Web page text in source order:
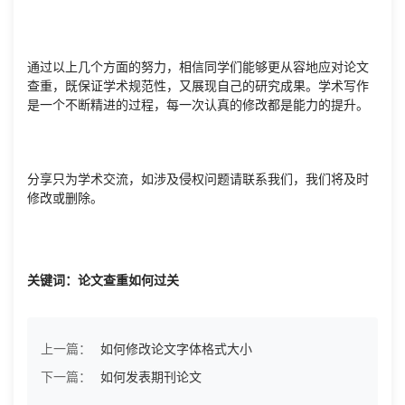
通过以上几个方面的努力，相信同学们能够更从容地应对论文
查重，既保证学术规范性，又展现自己的研究成果。学术写作
是一个不断精进的过程，每一次认真的修改都是能力的提升。
分享只为学术交流，如涉及侵权问题请联系我们，我们将及时
修改或删除。
关键词：论文查重如何过关
上一篇：
如何修改论文字体格式大小
下一篇：
如何发表期刊论文